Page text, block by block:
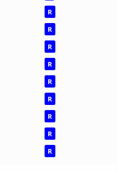
R
R
R
R
R
R
R
R
R